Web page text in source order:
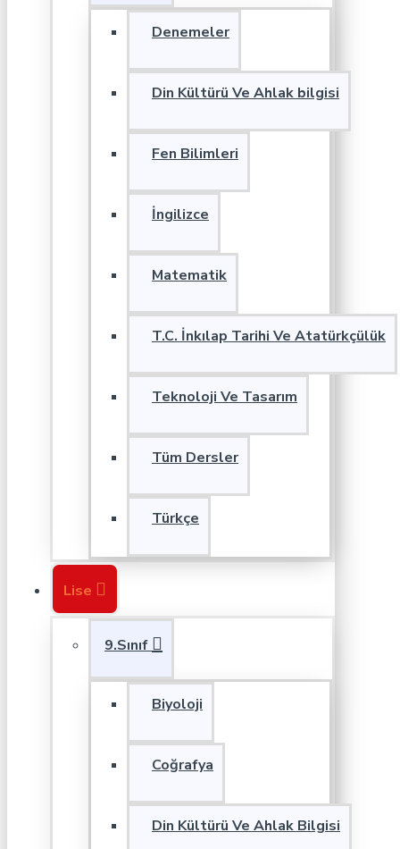
Denemeler
Din Kültürü Ve Ahlak bilgisi
Fen Bilimleri
İngilizce
Matematik
T.C. İnkılap Tarihi Ve Atatürkçülük
Teknoloji Ve Tasarım
Tüm Dersler
Türkçe
Lise
9.Sınıf
Biyoloji
Coğrafya
Din Kültürü Ve Ahlak Bilgisi